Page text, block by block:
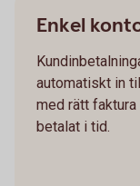
Enkel
automatiskt in
med rätt
betalat i tid.